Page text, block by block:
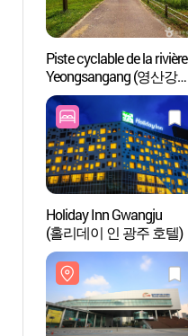
Piste cyclable de la rivière
Yeongsangang (영산강
자전거길)
Holiday Inn Gwangju
(홀리데이 인 광주 호텔)